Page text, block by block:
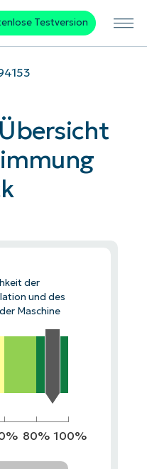
Testversion
der
und des
Maschine
80% 100%